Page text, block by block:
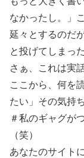
なかったし。」
延々とするのだ
と投げてしまっ
さぁ、これは実
ここから、何を
たい」その気持
＃私のギャグが
（笑）
あなたのサイト